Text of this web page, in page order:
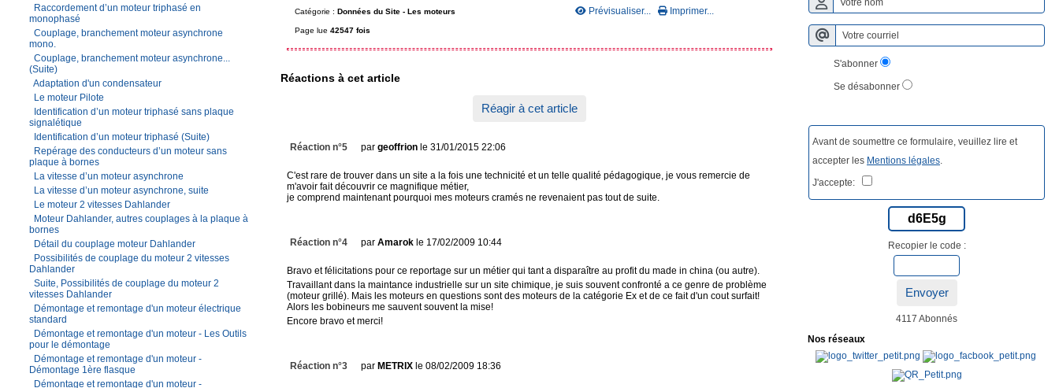
Raccordement d’un moteur triphasé en
monophasé
Couplage, branchement moteur asynchrone
mono.
Couplage, branchement moteur asynchrone...
(Suite)
Adaptation d'un condensateur
Le moteur Pilote
Identification d’un moteur triphasé sans plaque
signalétique
Identification d’un moteur triphasé (Suite)
Repérage des conducteurs d’un moteur sans
plaque à bornes
La vitesse d’un moteur asynchrone
La vitesse d’un moteur asynchrone, suite
Le moteur 2 vitesses Dahlander
Moteur Dahlander, autres couplages à la plaque à
bornes
Détail du couplage moteur Dahlander
Possibilités de couplage du moteur 2 vitesses
Dahlander
Suite, Possibilités de couplage du moteur 2
vitesses Dahlander
Démontage et remontage d'un moteur électrique
standard
Démontage et remontage d'un moteur - Les Outils
pour le démontage
Démontage et remontage d'un moteur -
Démontage 1ère flasque
Démontage et remontage d'un moteur -
Catégorie : Données du Site - Les moteurs
Page lue 42547 fois
Prévisualiser... Imprimer...
Réactions à cet article
Réagir à cet article
Réaction n°5 par geoffrionle 31/01/2015 22:06
C'est rare de trouver dans un site a la fois une technicité et un telle qualité pédagogique, je vous remercie de
m'avoir fait découvrir ce magnifique métier,
je comprend maintenant pourquoi mes moteurs cramés ne revenaient pas tout de suite.
Réaction n°4 par Amarokle 17/02/2009 10:44
Bravo et félicitations pour ce reportage sur un métier qui tant a disparaître au profit du made in china (ou autre).
Travaillant dans la maintance industrielle sur un site chimique, je suis souvent confronté a ce genre de problème
(moteur grillé). Mais les moteurs en questions sont des moteurs de la catégorie Ex et de ce fait d'un cout surfait!
Alors les bobineurs me sauvent souvent la mise!
Encore bravo et merci!
Réaction n°3 par METRIXle 08/02/2009 18:36
S'abonner
Se désabonner
Avant de soumettre ce formulaire, veuillez lire et
accepter les Mentions légales
J'accepte:
d6E5g
Recopier le code :
Envoyer
4117 Abonnés
Nos réseaux